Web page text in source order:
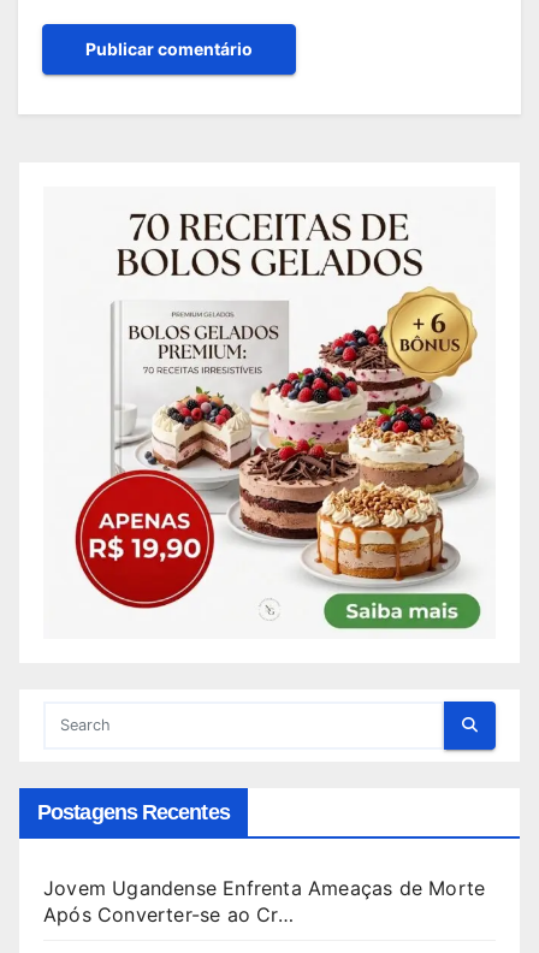
Postagens Recentes
Jovem Ugandense Enfrenta Ameaças de Morte
Após Converter-se ao Cr…